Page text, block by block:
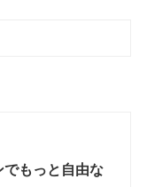
もっと自由な